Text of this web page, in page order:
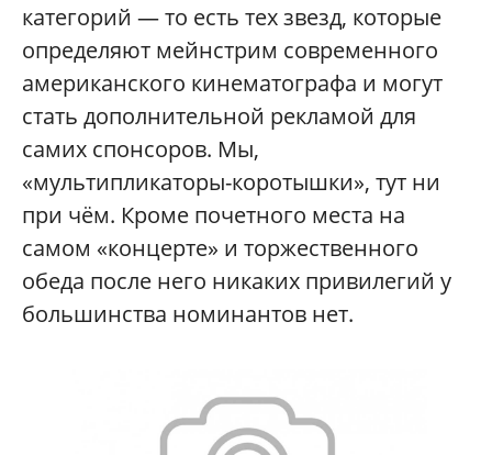
категорий — то есть тех звезд, которые
определяют мейнстрим современного
американского кинематографа и могут
стать дополнительной рекламой для
самих спонсоров. Мы,
«мультипликаторы-коротышки», тут ни
при чём. Кроме почетного места на
самом «концерте» и торжественного
обеда после него никаких привилегий у
большинства номинантов нет.